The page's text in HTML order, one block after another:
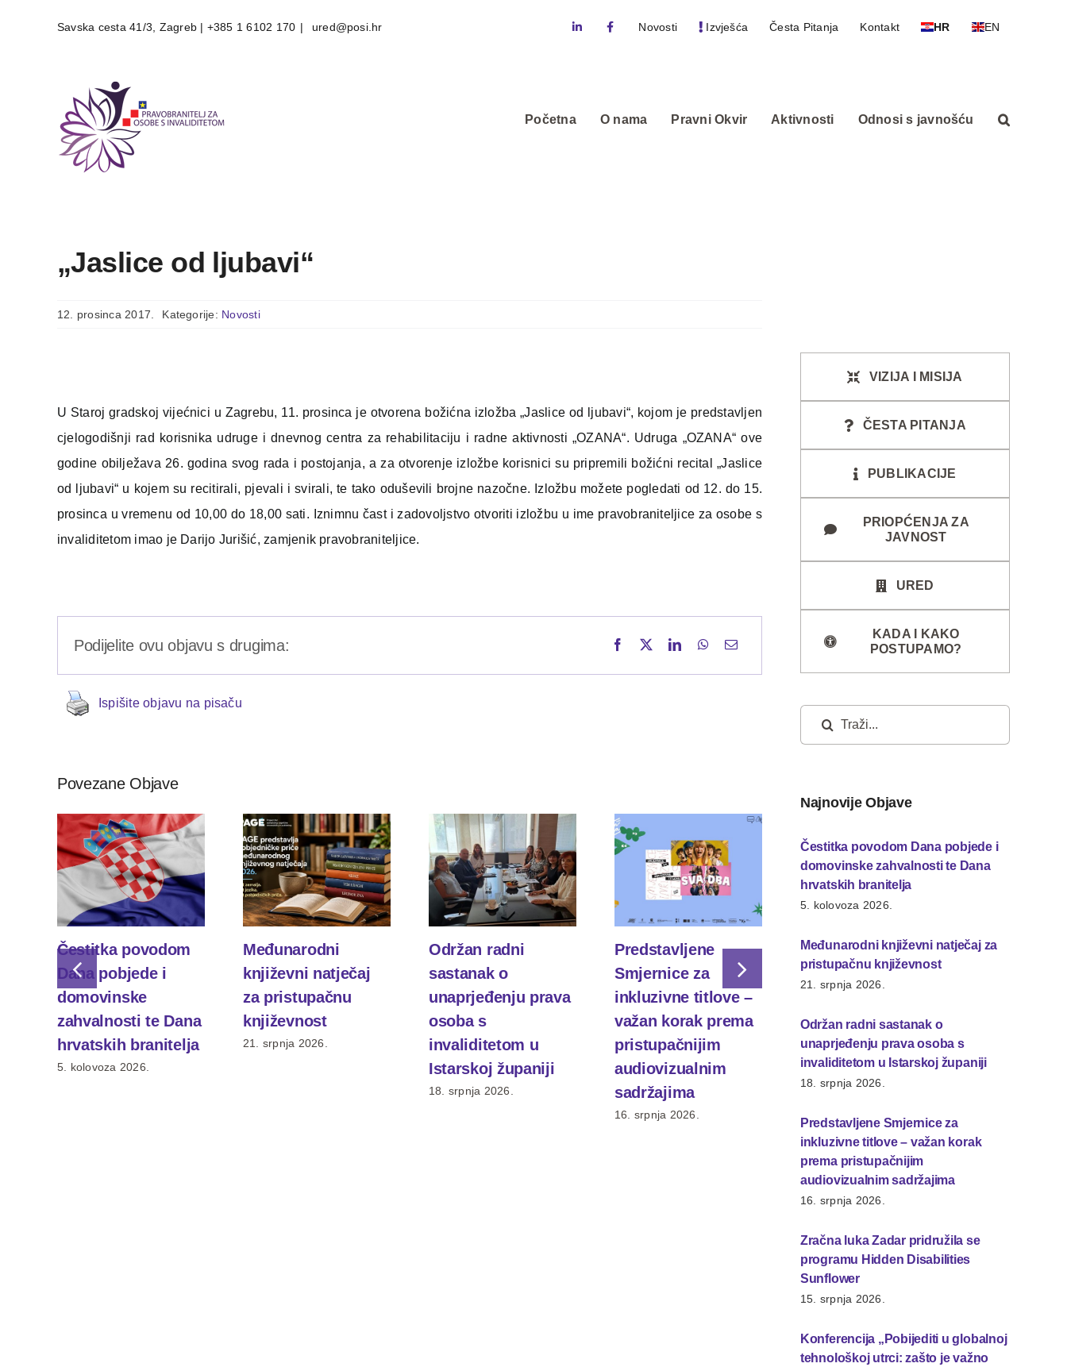
Savska cesta 41/3, Zagreb | +385 1 6102 170 | ured@posi.hr Novosti Izvješća Česta Pitanja Kontakt HR EN
Početna O nama Pravni Okvir Aktivnosti Odnosi s javnošću
„Jaslice od ljubavi“
12. prosinca 2017. Kategorije: Novosti
U Staroj gradskoj vijećnici u Zagrebu, 11. prosinca je otvorena božićna izložba „Jaslice od ljubavi“, kojom je predstavljen
cjelogodišnji rad korisnika udruge i dnevnog centra za rehabilitaciju i radne aktivnosti „OZANA“. Udruga „OZANA“ ove
godine obilježava 26. godina svog rada i postojanja, a za otvorenje izložbe korisnici su pripremili božićni recital „Jaslice
od ljubavi“ u kojem su recitirali, pjevali i svirali, te tako oduševili brojne nazočne. Izložbu možete pogledati od 12. do 15.
prosinca u vremenu od 10,00 do 18,00 sati. Iznimnu čast i zadovoljstvo otvoriti izložbu u ime pravobraniteljice za osobe s
invaliditetom imao je Darijo Jurišić, zamjenik pravobraniteljice.
Podijelite ovu objavu s drugima:
Ispišite objavu na pisaču
Povezane Objave
Čestitka povodom
Dana pobjede i
domovinske
zahvalnosti te Dana
hrvatskih branitelja
5. kolovoza 2026.
Međunarodni
književni natječaj
za pristupačnu
književnost
21. srpnja 2026.
Održan radni
sastanak o
unaprjeđenju prava
osoba s
invaliditetom u
Istarskoj županiji
18. srpnja 2026.
Predstavljene
Smjernice za
inkluzivne titlove –
važan korak prema
pristupačnijim
audiovizualnim
sadržajima
16. srpnja 2026.
Zračna luka Zadar
pridružila se
Disabilities
Sunflower
15. srpnja 2026.
Europu“
VIZIJA I MISIJA
ČESTA PITANJA
PUBLIKACIJE
PRIOPĆENJA ZA
JAVNOST
URED
KADA I KAKO
POSTUPAMO?
Traži...
Najnovije Objave
Čestitka povodom Dana pobjede i
domovinske zahvalnosti te Dana
hrvatskih branitelja
5. kolovoza 2026.
Međunarodni književni natječaj za
pristupačnu književnost
21. srpnja 2026.
Održan radni sastanak o
unaprjeđenju prava osoba s
invaliditetom u Istarskoj županiji
18. srpnja 2026.
Predstavljene Smjernice za
inkluzivne titlove – važan korak
prema pristupačnijim
audiovizualnim sadržajima
16. srpnja 2026.
Zračna luka Zadar pridružila se
programu Hidden Disabilities
Sunflower
15. srpnja 2026.
Konferencija „Pobijediti u globalnoj
tehnološkoj utrci: zašto je važno